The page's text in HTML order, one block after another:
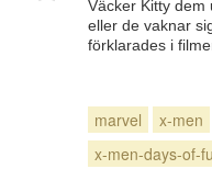
Väcker Kitty dem
eller de vaknar
förklarades i
marvel x-men
x-men-days-of-